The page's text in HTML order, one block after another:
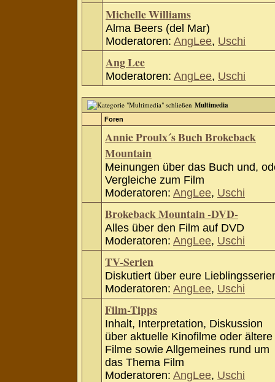
Michelle Williams
Alma Beers (del Mar)
Moderatoren: AngLee, Uschi
Ang Lee
Moderatoren: AngLee, Uschi
Multimedia
Foren
Annie Proulx´s Buch Brokeback
Mountain
Meinungen über das Buch und,
Vergleiche zum Film
Moderatoren: AngLee, Uschi
Brokeback Mountain -DVD-
Alles über den Film auf DVD
Moderatoren: AngLee, Uschi
TV-Serien
Diskutiert über eure
Moderatoren: AngLee, Uschi
Film-Tipps
Inhalt, Interpretation, Diskussion
über aktuelle Kinofilme oder ältere
Filme sowie Allgemeines rund um
das Thema Film
Moderatoren: AngLee, Uschi